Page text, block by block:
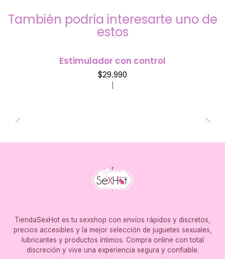
También podría interesarte uno de
estos
Estimulador con control
$29.990
TiendaSexHot es tu sexshop con envíos rápidos y discretos,
precios accesibles y la mejor selección de juguetes sexuales,
lubricantes y productos íntimos. Compra online con total
discreción y vive una experiencia segura y confiable.